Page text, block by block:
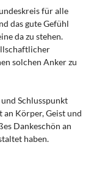
für alle
das gute Gefühl
da zu stehen.
solchen Anker zu
Schlusspunkt
an Körper, Geist und
Dankeschön an
haben.